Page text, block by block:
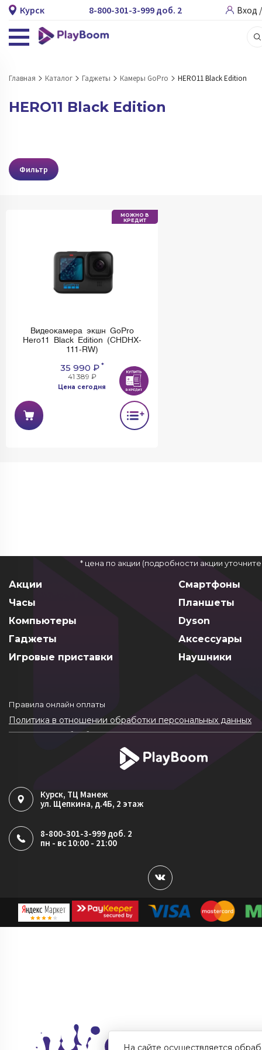
Курск 8-800-301-3-999 доб. 2 Вход
Главная Каталог Гаджеты Камеры GoPro HERO11 Black Edition
HERO11 Black Edition
Фильтр
МОЖНО В
КРЕДИТ
Видеокамера экшн GoPro
Hero11 Black Edition (CHDHX-
111-RW)
35 990 ₽*
41 389 ₽
Цена сегодня
* цена по акции (подробности акции
Акции
Смартфоны
Часы
Планшеты
Компьютеры
Dyson
Гаджеты
Аксессуары
Игровые приставки
Наушники
Правила онлайн оплаты
Политика в отношении обработки персональных данных
Согласие на обработку ПДн
Политика обработки файлов cookie
Курск, ТЦ Манеж
ул. Щепкина, д.4Б, 2 этаж
8-800-301-3-999 доб. 2
пн - вс 10:00 - 21:00
На сайте осуществляется